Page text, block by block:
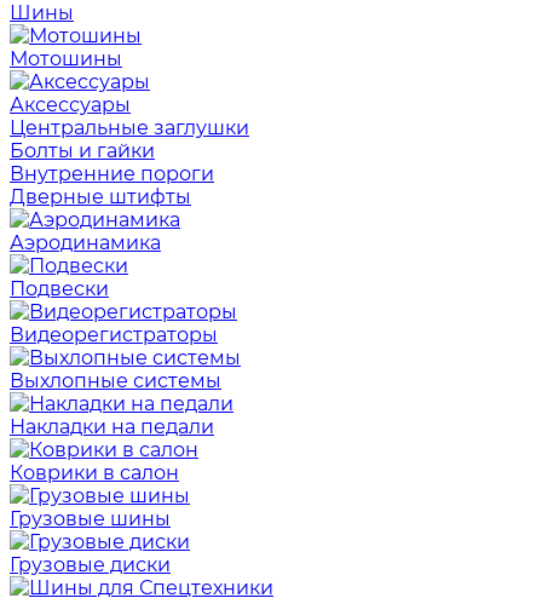
Шины
Мотошины
Аксессуары
Центральные заглушки
Болты и гайки
Внутренние пороги
Дверные штифты
Аэродинамика
Подвески
Видеорегистраторы
Выхлопные системы
Накладки на педали
Коврики в салон
Грузовые шины
Грузовые диски